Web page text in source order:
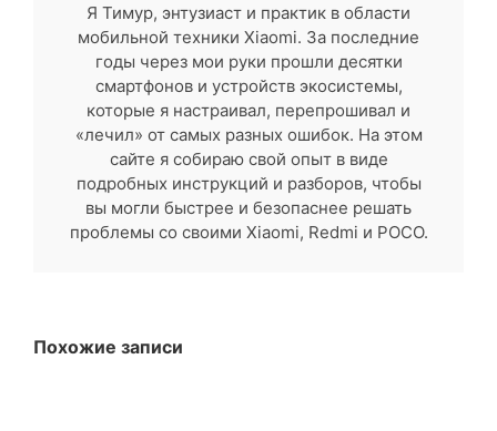
Я Тимур, энтузиаст и практик в области
мобильной техники Xiaomi. За последние
годы через мои руки прошли десятки
смартфонов и устройств экосистемы,
которые я настраивал, перепрошивал и
«лечил» от самых разных ошибок. На этом
сайте я собираю свой опыт в виде
подробных инструкций и разборов, чтобы
вы могли быстрее и безопаснее решать
проблемы со своими Xiaomi, Redmi и POCO.
Похожие записи